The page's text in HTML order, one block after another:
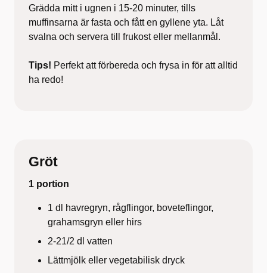
Grädda mitt i ugnen i 15-20 minuter, tills
muffinsarna är fasta och fått en gyllene yta. Låt
svalna och servera till frukost eller mellanmål.
Tips! Perfekt att förbereda och frysa in för att alltid
ha redo!
Gröt
1 portion
1 dl havregryn, rågflingor, boveteflingor,
grahamsgryn eller hirs
2-21/2 dl vatten
Lättmjölk eller vegetabilisk dryck